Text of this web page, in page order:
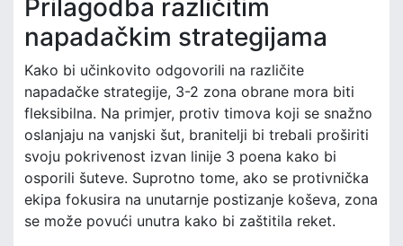
Prilagodba različitim
napadačkim strategijama
Kako bi učinkovito odgovorili na različite
napadačke strategije, 3-2 zona obrane mora biti
fleksibilna. Na primjer, protiv timova koji se snažno
oslanjaju na vanjski šut, branitelji bi trebali proširiti
svoju pokrivenost izvan linije 3 poena kako bi
osporili šuteve. Suprotno tome, ako se protivnička
ekipa fokusira na unutarnje postizanje koševa, zona
se može povući unutra kako bi zaštitila reket.